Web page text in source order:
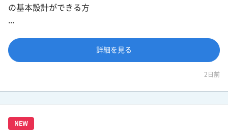
の基本設計ができる方
詳細を見る
2日前
NEW